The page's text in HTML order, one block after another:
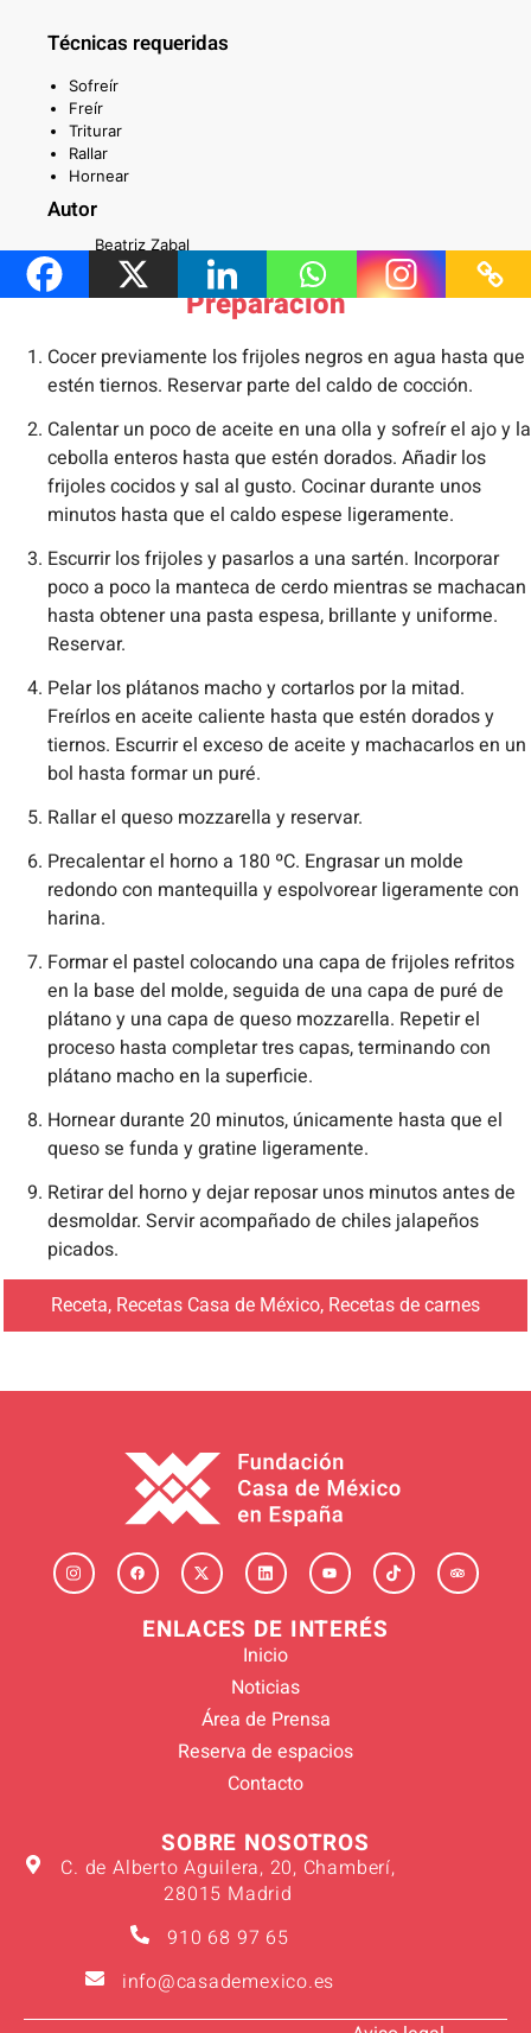
Técnicas requeridas
Sofreír
Freír
Triturar
Rallar
Hornear
Autor
Beatriz Zabal
Preparación
Cocer previamente los frijoles negros en agua hasta que
estén tiernos. Reservar parte del caldo de cocción.
Calentar un poco de aceite en una olla y sofreír el ajo y la
cebolla enteros hasta que estén dorados. Añadir los
frijoles cocidos y sal al gusto. Cocinar durante unos
minutos hasta que el caldo espese ligeramente.
Escurrir los frijoles y pasarlos a una sartén. Incorporar
poco a poco la manteca de cerdo mientras se machacan
hasta obtener una pasta espesa, brillante y uniforme.
Reservar.
Pelar los plátanos macho y cortarlos por la mitad.
Freírlos en aceite caliente hasta que estén dorados y
tiernos. Escurrir el exceso de aceite y machacarlos en un
bol hasta formar un puré.
Rallar el queso mozzarella y reservar.
Precalentar el horno a 180 ºC. Engrasar un molde
redondo con mantequilla y espolvorear ligeramente con
harina.
Formar el pastel colocando una capa de frijoles refritos
en la base del molde, seguida de una capa de puré de
plátano y una capa de queso mozzarella. Repetir el
proceso hasta completar tres capas, terminando con
plátano macho en la superficie.
Hornear durante 20 minutos, únicamente hasta que el
queso se funda y gratine ligeramente.
Retirar del horno y dejar reposar unos minutos antes de
desmoldar. Servir acompañado de chiles jalapeños
picados.
Receta, Recetas Casa de México, Recetas de carnes
ENLACES DE INTERÉS
Inicio
Noticias
Área de Prensa
Reserva de espacios
Contacto
SOBRE NOSOTROS
C. de Alberto Aguilera, 20, Chamberí,
28015 Madrid
910 68 97 65
info@casademexico.es